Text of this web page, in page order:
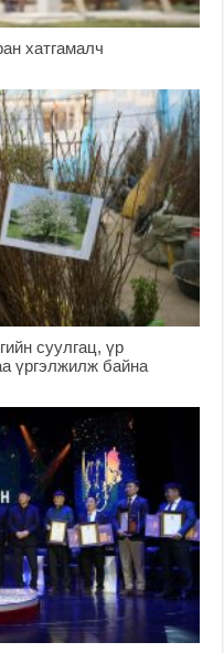
хатгамалч
суулгац, үр
үргэлжилж байна